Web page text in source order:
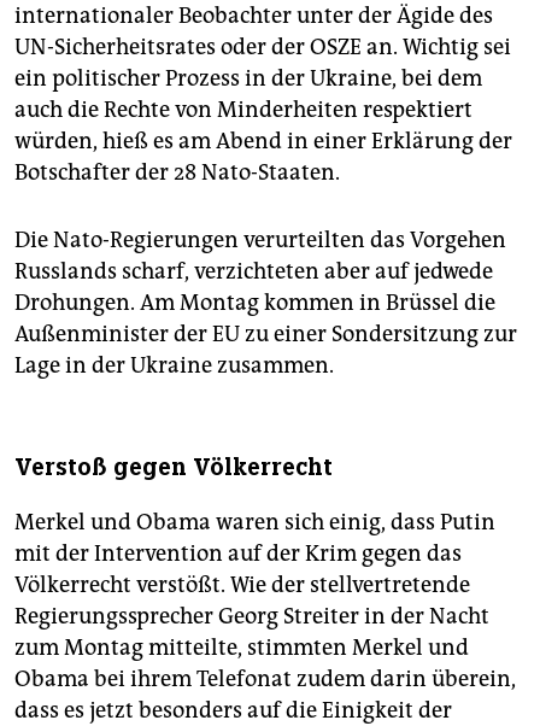
internationaler Beobachter unter der Ägide des
UN-Sicherheitsrates oder der OSZE an. Wichtig sei
ein politischer Prozess in der Ukraine, bei dem
auch die Rechte von Minderheiten respektiert
würden, hieß es am Abend in einer Erklärung der
Botschafter der 28 Nato-Staaten.
Die Nato-Regierungen verurteilten das Vorgehen
Russlands scharf, verzichteten aber auf jedwede
Drohungen. Am Montag kommen in Brüssel die
Außenminister der EU zu einer Sondersitzung zur
Lage in der Ukraine zusammen.
Verstoß gegen Völkerrecht
Merkel und Obama waren sich einig, dass Putin
mit der Intervention auf der Krim gegen das
Völkerrecht verstößt. Wie der stellvertretende
Regierungssprecher Georg Streiter in der Nacht
zum Montag mitteilte, stimmten Merkel und
Obama bei ihrem Telefonat zudem darin überein,
dass es jetzt besonders auf die Einigkeit der